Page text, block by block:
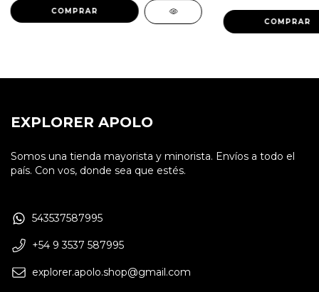
EXPLORER APOLO
Somos una tienda mayorista y minorista. Envíos a todo el
país. Con vos, donde sea que estés.
543537587995
+54 9 3537 587995
explorer.apolo.shop@gmail.com